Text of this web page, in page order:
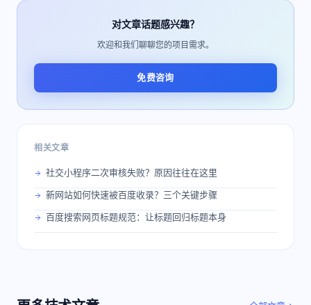
对文章话题感兴趣？
欢迎和我们聊聊您的项目需求。
免费咨询
相关文章
社交小程序二次审核失败？原因往往在这里
新网站如何快速被百度收录？三个关键步骤
百度搜索网页标题规范：让标题回归标题本身